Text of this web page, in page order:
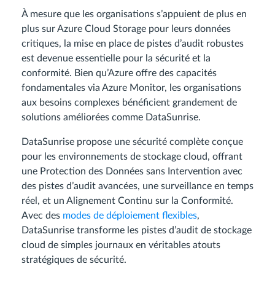
À mesure que les organisations s’appuient de plus en
plus sur Azure Cloud Storage pour leurs données
critiques, la mise en place de pistes d’audit robustes
est devenue essentielle pour la sécurité et la
conformité. Bien qu’Azure offre des capacités
fondamentales via Azure Monitor, les organisations
aux besoins complexes bénéficient grandement de
solutions améliorées comme DataSunrise.
DataSunrise propose une sécurité complète conçue
pour les environnements de stockage cloud, offrant
une Protection des Données sans Intervention avec
des pistes d’audit avancées, une surveillance en temps
réel, et un Alignement Continu sur la Conformité.
Avec des modes de déploiement flexibles,
DataSunrise transforme les pistes d’audit de stockage
cloud de simples journaux en véritables atouts
stratégiques de sécurité.